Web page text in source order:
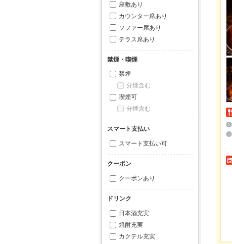
座敷あり
カウンター席あり
ソファー席あり
テラス席あり
禁煙・喫煙
禁煙
分煙含む
喫煙可
分煙含む
スマート支払い
スマート支払い可
クーポン
クーポンあり
ドリンク
日本酒充実
焼酎充実
カクテル充実